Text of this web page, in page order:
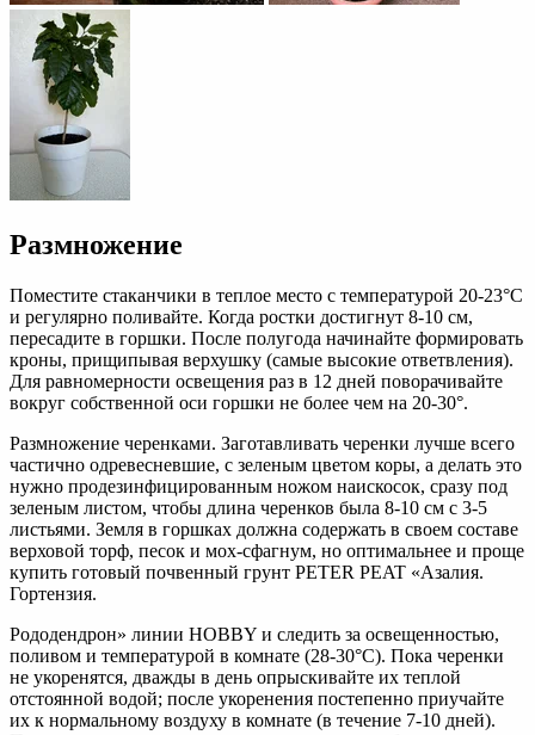
Размножение
Поместите стаканчики в теплое место с температурой 20-23°С
и регулярно поливайте. Когда ростки достигнут 8-10 см,
пересадите в горшки. После полугода начинайте формировать
кроны, прищипывая верхушку (самые высокие ответвления).
Для равномерности освещения раз в 12 дней поворачивайте
вокруг собственной оси горшки не более чем на 20-30°.
Размножение черенками. Заготавливать черенки лучше всего
частично одревесневшие, с зеленым цветом коры, а делать это
нужно продезинфицированным ножом наискосок, сразу под
зеленым листом, чтобы длина черенков была 8-10 см с 3-5
листьями. Земля в горшках должна содержать в своем составе
верховой торф, песок и мох-сфагнум, но оптимальнее и проще
купить готовый почвенный грунт PETER PEAT «Азалия.
Гортензия.
Рододендрон» линии HOBBY и следить за освещенностью,
поливом и температурой в комнате (28-30°С). Пока черенки
не укоренятся, дважды в день опрыскивайте их теплой
отстоянной водой; после укоренения постепенно приучайте
их к нормальному воздуху в комнате (в течение 7-10 дней).